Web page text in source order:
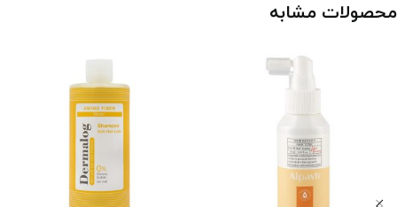
محصولات مشابه